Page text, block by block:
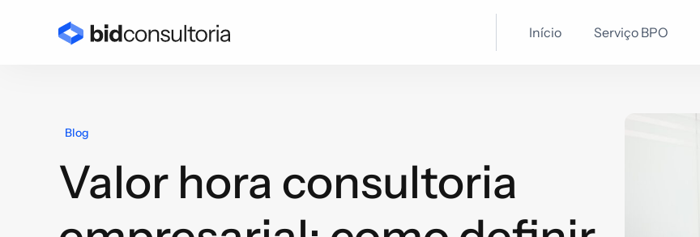
Início Serviço BPO
Blog
Valor hora consultoria